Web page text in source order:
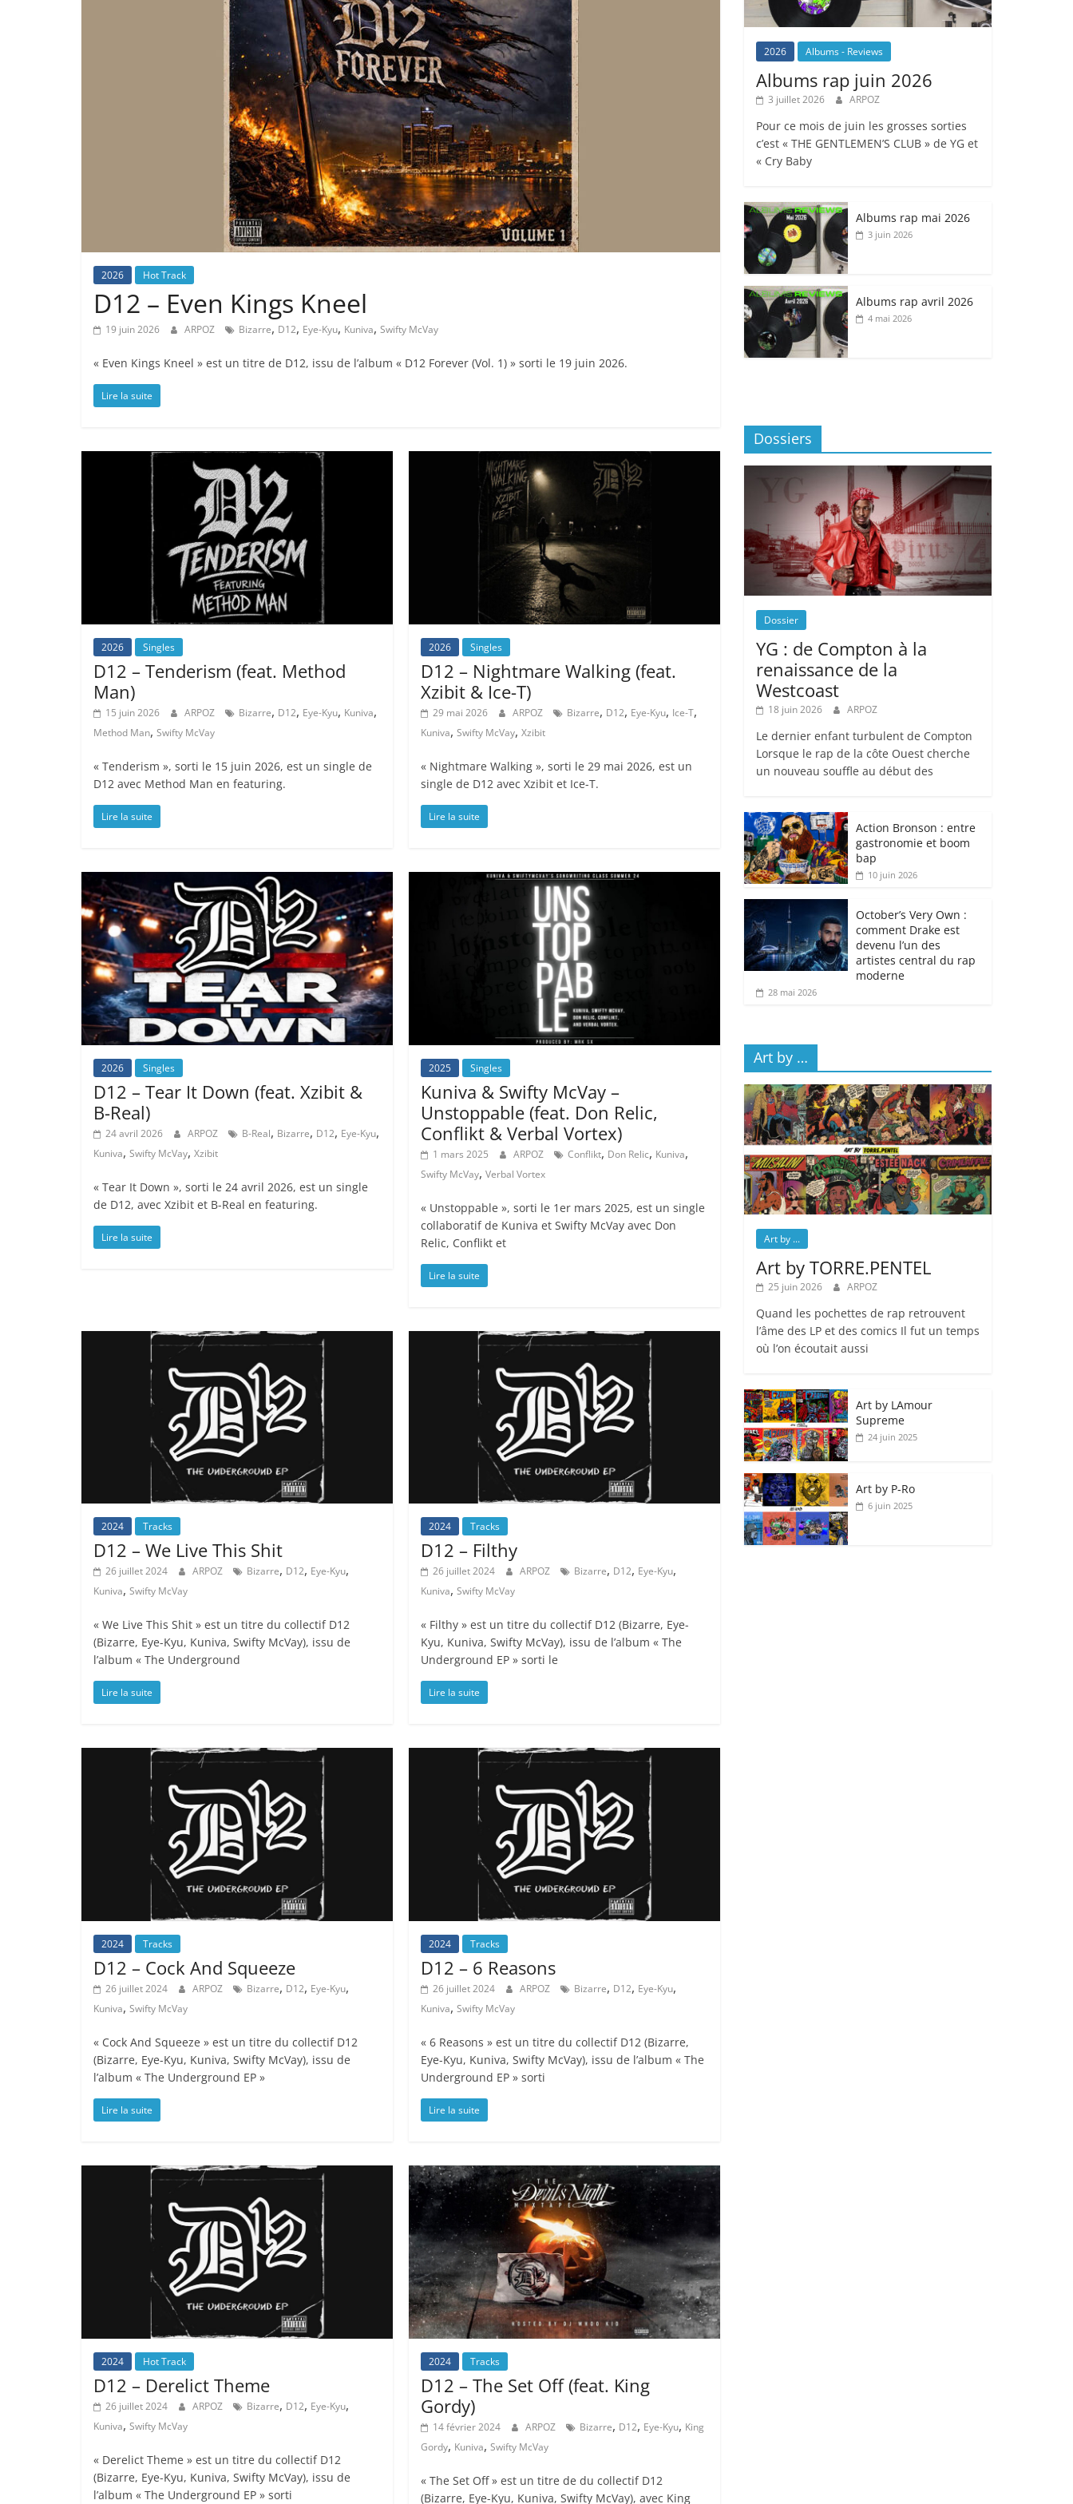
2026 Hot Track
D12 – Even Kings Kneel
19 juin 2026 ARPOZ Bizarre, D12, Eye-Kyu, Kuniva, Swifty McVay
« Even Kings Kneel » est un titre de D12, issu de l’album « D12 Forever (Vol. 1) » sorti le 19 juin 2026.
Lire la suite
2026 Singles
D12 – Tenderism (feat. Method
Man)
15 juin 2026 ARPOZ Bizarre, D12, Eye-Kyu, Kuniva,
Method Man, Swifty McVay
« Tenderism », sorti le 15 juin 2026, est un single de
D12 avec Method Man en featuring.
Lire la suite
2026 Singles
D12 – Nightmare Walking (feat.
Xzibit & Ice-T)
29 mai 2026 ARPOZ Bizarre, D12, Eye-Kyu, Ice-T,
Kuniva,Swifty McVay,Xzibit
« Nightmare Walking », sorti le 29 mai 2026, est un
single de D12 avec Xzibit et Ice-T.
Lire la suite
2026 Singles
D12 – Tear It Down (feat. Xzibit &
B-Real)
24 avril 2026 ARPOZ B-Real, Bizarre, D12, Eye-Kyu,
Kuniva, Swifty McVay, Xzibit
« Tear It Down », sorti le 24 avril 2026, est un single
de D12, avec Xzibit et B-Real en featuring.
Lire la suite
2025 Singles
Kuniva & Swifty McVay –
Unstoppable (feat. Don Relic,
Conflikt & Verbal Vortex)
1 mars 2025 ARPOZ Conflikt, Don Relic, Kuniva,
Swifty McVay,Verbal Vortex
« Unstoppable », sorti le 1er mars 2025, est un single
collaboratif de Kuniva et Swifty McVay avec Don
Relic, Conflikt et
Lire la suite
2024 Tracks
D12 – We Live This Shit
26 juillet 2024 ARPOZ Bizarre, D12, Eye-Kyu,
Kuniva, Swifty McVay
« We Live This Shit » est un titre du collectif D12
(Bizarre, Eye-Kyu, Kuniva, Swifty McVay), issu de
l’album « The Underground
Lire la suite
2024 Tracks
D12 – Filthy
26 juillet 2024 ARPOZ Bizarre, D12, Eye-Kyu,
Kuniva,Swifty McVay
« Filthy » est un titre du collectif D12 (Bizarre, Eye-
Kyu, Kuniva, Swifty McVay), issu de l’album « The
Underground EP » sorti le
Lire la suite
2024 Tracks
D12 – Cock And Squeeze
26 juillet 2024 ARPOZ Bizarre, D12, Eye-Kyu,
Kuniva, Swifty McVay
« Cock And Squeeze » est un titre du collectif D12
(Bizarre, Eye-Kyu, Kuniva, Swifty McVay), issu de
l’album « The Underground EP »
Lire la suite
2024 Tracks
D12 – 6 Reasons
26 juillet 2024 ARPOZ Bizarre, D12, Eye-Kyu,
Kuniva,Swifty McVay
« 6 Reasons » est un titre du collectif D12 (Bizarre,
Eye-Kyu, Kuniva, Swifty McVay), issu de l’album « The
Underground EP » sorti
Lire la suite
2024 Hot Track
D12 – Derelict Theme
26 juillet 2024 ARPOZ Bizarre, D12, Eye-Kyu,
Kuniva, Swifty McVay
« Derelict Theme » est un titre du collectif D12
(Bizarre, Eye-Kyu, Kuniva, Swifty McVay), issu de
l’album « The Underground EP » sorti
2024 Tracks
D12 – The Set Off (feat. King
Gordy)
14 février 2024 ARPOZ Bizarre, D12, Eye-Kyu, King
Gordy, Kuniva,Swifty McVay
« The Set Off » est un titre de du collectif D12
(Bizarre, Eye-Kyu, Kuniva, Swifty McVay), avec King
2026 Albums - Reviews
Albums rap juin 2026
3 juillet 2026 ARPOZ
Pour ce mois de juin les grosses sorties
c’est « THE GENTLEMEN’S CLUB » de YG et
« Cry Baby
Albums rap mai 2026
3 juin 2026
Albums rap avril 2026
4 mai 2026
Dossiers
Dossier
YG : de Compton à la
renaissance de la
Westcoast
18 juin 2026 ARPOZ
Le dernier enfant turbulent de Compton
Lorsque le rap de la côte Ouest cherche
un nouveau souffle au début des
Action Bronson : entre
gastronomie et boom
bap
10 juin 2026
October’s Very Own :
comment Drake est
devenu l’un des
artistes central du rap
moderne
28 mai 2026
Art by …
Art by ...
Art by TORRE.PENTEL
25 juin 2026 ARPOZ
Quand les pochettes de rap retrouvent
l’âme des LP et des comics Il fut un temps
où l’on écoutait aussi
Art by LAmour
Supreme
24 juin 2025
Art by P‑Ro
6 juin 2025